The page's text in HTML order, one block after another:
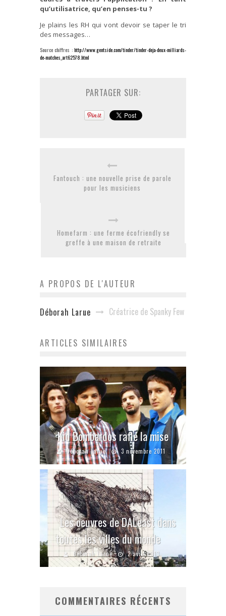
qu’utilisatrice, qu’en penses-tu ?
Je plains les RH qui vont devoir se taper le tri
des messages…
Source chiffres : http://www.gentside.com/tinder/tinder-deja-deux-milliards-
de-matches_art62578.html
PARTAGER SUR:
Fantouch : une nouvelle prise de parole
pour les musiciens
Homefarm : une ferme écofriendly se
greffe à une maison de retraite
A PROPOS DE L'AUTEUR
Déborah Larue Créatrice de Spanky Few
ARTICLES SIMILAIRES
Kid Bombardos rafle la mise
Déborah Larue 3 novembre 2011
Les oeuvres de DALeast dans
toutes les villes du monde
Déborah Larue 2 avril 2013
COMMENTAIRES RÉCENTS